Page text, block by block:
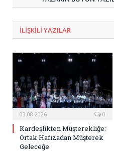
ILIŞKILI YAZILAR
03.08.2026 0
Kardeşlikten Müşterekliğe:
Ortak Hafızadan Müşterek
Geleceğe